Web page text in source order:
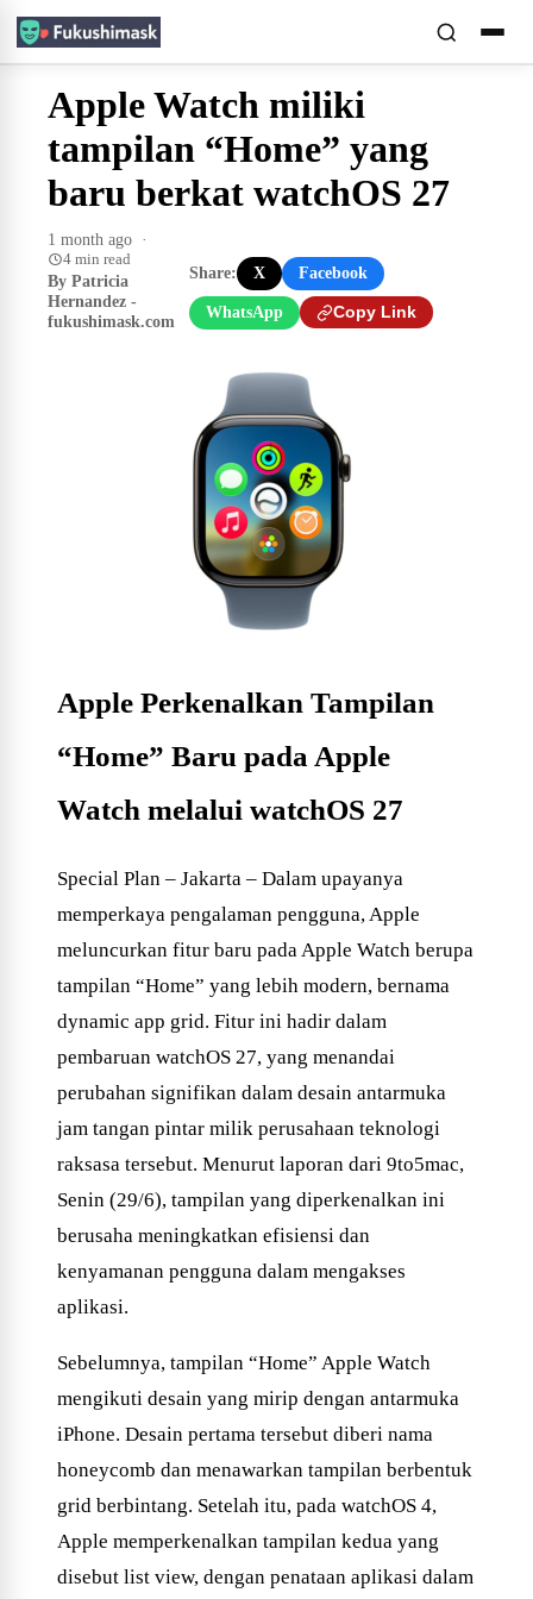
Apple Watch miliki
tampilan “Home” yang
baru berkat watchOS 27
1 month ago ·
4 min read
By Patricia
Hernandez -
fukushimask.com
Share: X Facebook
WhatsApp Copy Link
Apple Perkenalkan Tampilan
“Home” Baru pada Apple
Watch melalui watchOS 27
Special Plan – Jakarta – Dalam upayanya
memperkaya pengalaman pengguna, Apple
meluncurkan fitur baru pada Apple Watch berupa
tampilan “Home” yang lebih modern, bernama
dynamic app grid. Fitur ini hadir dalam
pembaruan watchOS 27, yang menandai
perubahan signifikan dalam desain antarmuka
jam tangan pintar milik perusahaan teknologi
raksasa tersebut. Menurut laporan dari 9to5mac,
Senin (29/6), tampilan yang diperkenalkan ini
berusaha meningkatkan efisiensi dan
kenyamanan pengguna dalam mengakses
aplikasi.
Sebelumnya, tampilan “Home” Apple Watch
mengikuti desain yang mirip dengan antarmuka
iPhone. Desain pertama tersebut diberi nama
honeycomb dan menawarkan tampilan berbentuk
grid berbintang. Setelah itu, pada watchOS 4,
Apple memperkenalkan tampilan kedua yang
disebut list view, dengan penataan aplikasi dalam